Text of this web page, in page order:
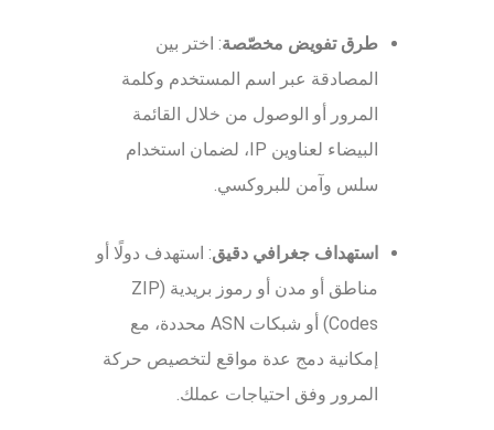
طرق تفويض مخصّصة: اختر بين
المصادقة عبر اسم المستخدم وكلمة
المرور أو الوصول من خلال القائمة
البيضاء لعناوين IP، لضمان استخدام
سلس وآمن للبروكسي.
استهداف جغرافي دقيق: استهدف دولًا أو
مناطق أو مدن أو رموز بريدية (ZIP
Codes) أو شبكات ASN محددة، مع
إمكانية دمج عدة مواقع لتخصيص حركة
المرور وفق احتياجات عملك.